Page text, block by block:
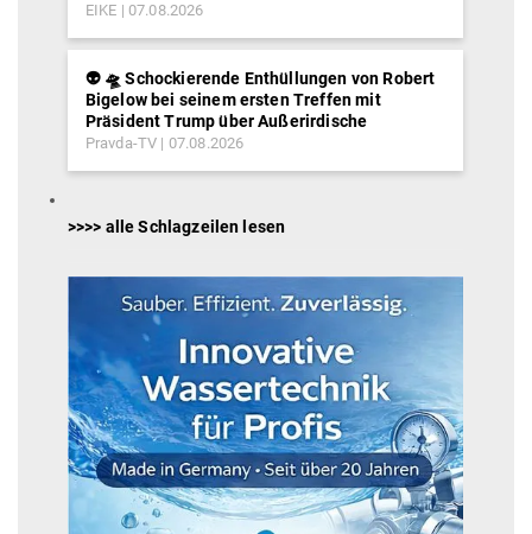
EIKE 07.08.2026
👽 🛸 Schockierende Enthüllungen von Robert
Bigelow bei seinem ersten Treffen mit
Präsident Trump über Außerirdische
Pravda-TV 07.08.2026
>>>> alle Schlagzeilen lesen